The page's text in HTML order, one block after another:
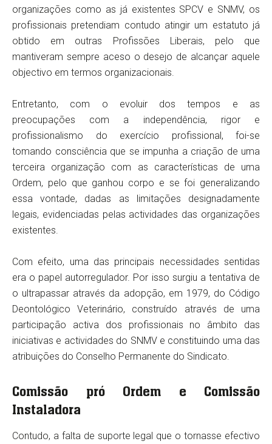
organizações como as já existentes SPCV e SNMV, os
profissionais pretendiam contudo atingir um estatuto já
obtido em outras Profissões Liberais, pelo que
mantiveram sempre aceso o desejo de alcançar aquele
objectivo em termos organizacionais.
Entretanto, com o evoluir dos tempos e as
preocupações com a independência, rigor e
profissionalismo do exercício profissional, foi-se
tomando consciência que se impunha a criação de uma
terceira organização com as características de uma
Ordem, pelo que ganhou corpo e se foi generalizando
essa vontade, dadas as limitações designadamente
legais, evidenciadas pelas actividades das organizações
existentes.
Com efeito, uma das principais necessidades sentidas
era o papel autorregulador. Por isso surgiu a tentativa de
o ultrapassar através da adopção, em 1979, do Código
Deontológico Veterinário, construído através de uma
participação activa dos profissionais no âmbito das
iniciativas e actividades do SNMV e constituindo uma das
atribuições do Conselho Permanente do Sindicato.
Comissão pró Ordem e Comissão
Instaladora
Contudo, a falta de suporte legal que o tornasse efectivo